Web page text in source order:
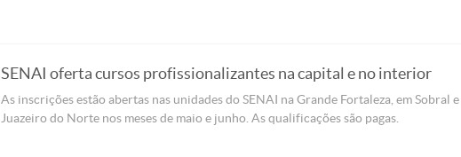
SENAI oferta cursos profissionalizantes na capital e no interior
As inscrições estão abertas nas unidades do SENAI na Grande Fortaleza, em Sobral e
Juazeiro do Norte nos meses de maio e junho. As qualificações são pagas.